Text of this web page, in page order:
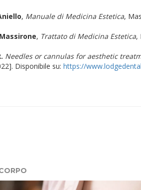
, Manuale di Medicina Estetica,
, Trattato di Medicina Estetica,
Needles or cannulas for aesthetic
Disponibile su: https://